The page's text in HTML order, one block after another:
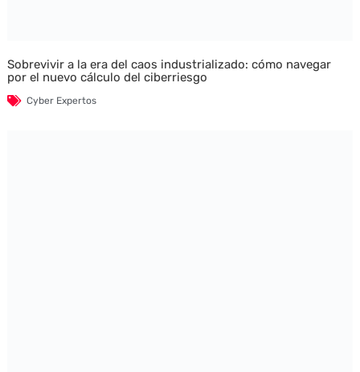
Sobrevivir a la era del caos industrializado: cómo navegar
por el nuevo cálculo del ciberriesgo
Cyber Expertos